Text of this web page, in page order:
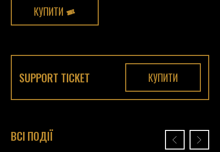
КУПИТИ
SUPPORT TICKET КУПИТИ
ВСІ ПОДІЇ